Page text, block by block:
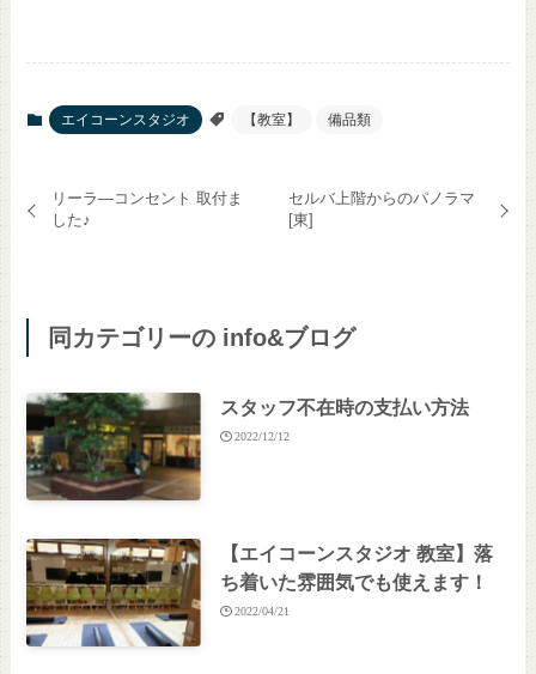
エイコーンスタジオ 【教室】 備品類
リーラ―コンセント 取付ま
した♪
セルバ上階からのパノラマ
[東]
同カテゴリーの info&ブログ
スタッフ不在時の支払い方法
2022/12/12
【エイコーンスタジオ 教室】落
ち着いた雰囲気でも使えます！
2022/04/21